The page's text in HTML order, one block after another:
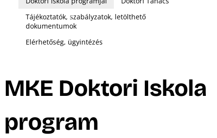
Tájékoztatók, szabályzatok, letölthető
dokumentumok
Elérhetőség, ügyintézés
MKE Doktori Iskola
program